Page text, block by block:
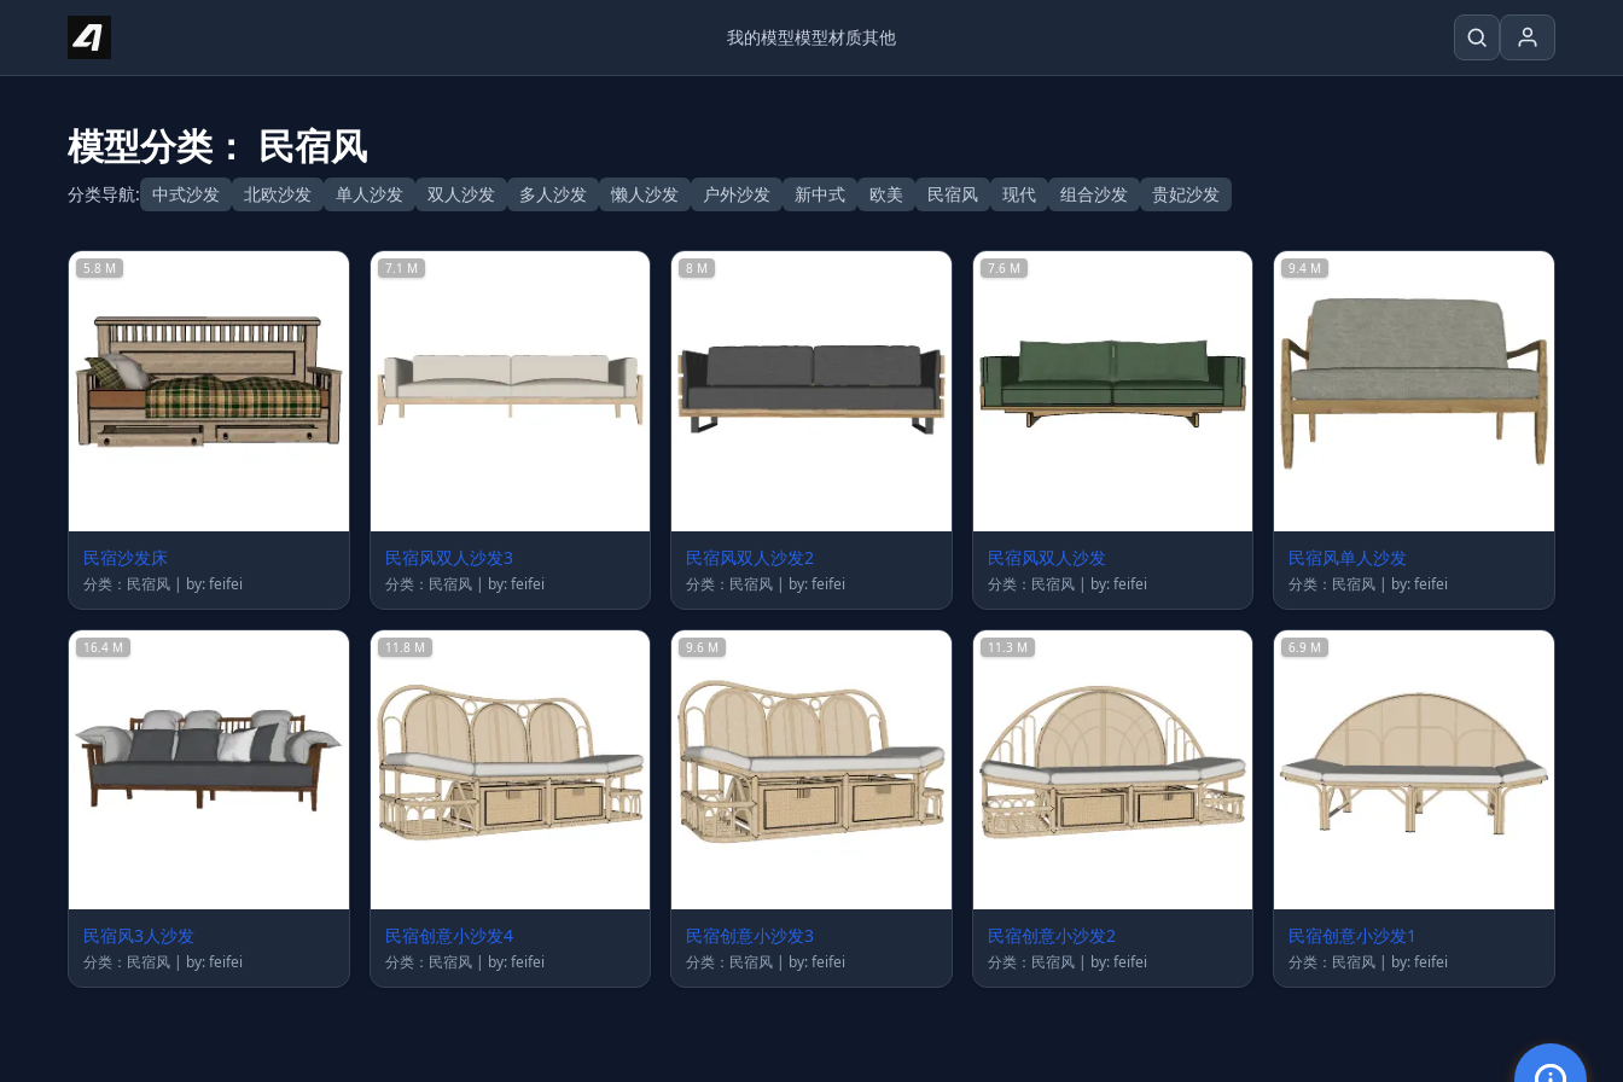
Skip to content
我的模型模型材质其他
模型分类： 民宿风
分类导航: 中式沙发 北欧沙发 单人沙发 双人沙发 多人沙发 懒人沙发 户外沙发 新中式 欧美 民宿风 现代 组合沙发 贵妃沙发
5.8 M
民宿沙发床
分类：民宿风 | by: feifei
7.1 M
民宿风双人沙发3
分类：民宿风 | by: feifei
8 M
民宿风双人沙发2
分类：民宿风 | by: feifei
7.6 M
民宿风双人沙发
分类：民宿风 | by: feifei
9.4 M
民宿风单人沙发
分类：民宿风 | by: feifei
16.4 M
民宿风3人沙发
分类：民宿风 | by: feifei
11.8 M
民宿创意小沙发4
分类：民宿风 | by: feifei
9.6 M
民宿创意小沙发3
分类：民宿风 | by: feifei
11.3 M
民宿创意小沙发2
分类：民宿风 | by: feifei
6.9 M
民宿创意小沙发1
分类：民宿风 | by: feifei